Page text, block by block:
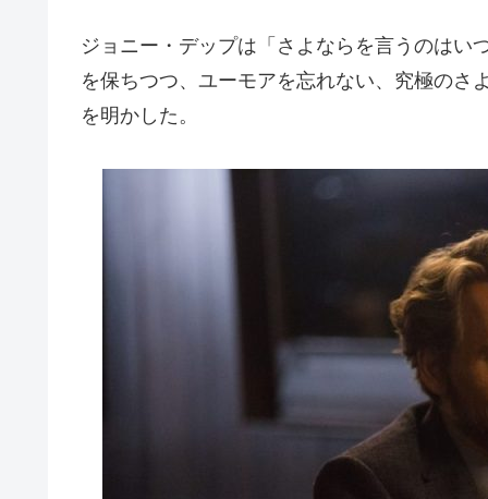
ジョニー・デップは「さよならを⾔うのはい
を保ちつつ、ユーモアを忘れない、究極のさ
を明かした。